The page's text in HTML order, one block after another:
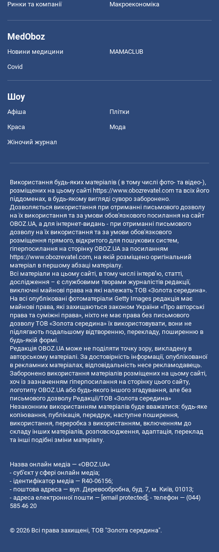
Ринки та компанії Макроекономіка
MedOboz
Новини медицини MAMACLUB
Covid
Шоу
Афіша Плітки
Краса Мода
Жіночий журнал
Використання будь-яких матеріалів ( в тому числі фото- та відео-),
розміщених на цьому сайті https://www.obozrevatel.com та всіх його
піддоменах, в будь-якому вигляді суворо заборонено.
Дозволяється використання при отриманні письмового дозволу
на їх використання та за умови обов'язкового посилання на сайт
OBOZ.UA, а для інтернет-видань - при отриманні письмового
дозволу на їх використання та за умови обов'язкового
розміщення прямого, відкритого для пошукових систем,
гіперпосилання на сторінку OBOZ.UA за посиланням
https://www.obozrevatel.com, на якій розміщено оригінальний
матеріал в першому абзаці матеріалу.
Всі матеріали на цьому сайті, в тому числі інтерв’ю, статті,
дослідження – є службовими творами журналістів редакції,
виключні майнові права на які належать ТОВ «Золота середина».
На всі опубліковані фотоматеріали Getty Images редакція має
майнові права, які захищаються законом України «Про авторські
права та суміжні права», ніхто не має права без письмового
дозволу ТОВ «Золота середина» їх використовувати, вони не
підлягають подальшому відтворенню, перекладу, поширенню в
будь-якій формі.
Редакція OBOZ.UA може не поділяти точку зору, викладену в
авторському матеріалі. За достовірність інформації, опублікованої
в рекламних матеріалах, відповідальність несе рекламодавець.
Заборонено використання матеріалів розміщених на цьому сайті,
хоч із зазначенням гіперпосилання на сторінку цього сайту,
логотипу OBOZ.UA або будь-якого іншого згадування, але без
письмового дозволу Редакції/ТОВ «Золота середина»
Незаконним використанням матеріалів буде вважатися: будь-яке
копiювання, публiкацiя, передрук, наступне поширення,
використання, переробка з використанням, включенням до
складу інших матеріалів, розповсюдження, адаптація, переклад
та інші подібні зміни матеріалу.
Назва онлайн медіа — «OBOZ.UA»
- суб'єкт у сфері онлайн медіа;
- ідентифікатор медіа — R40-06156;
- поштова адреса — вул. Деревообробна, буд. 7, м. Київ, 01013;
- адреса електронної пошти — [email protected] ; - телефон — (044)
585 46 20
© 2026 Всі права захищені, ТОВ "Золота середина".